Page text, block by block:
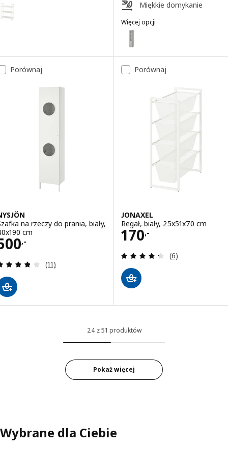
JONAXEL, Regał, biały, 25x51x70 cmMiękkie domykanie
Więcej opcji
TÄNNFORSEN
Wariant: TÄNNFORSEN,
Porównaj
na rzeczy do prania, biały,
cm
,- 500,-
Recenzja: 3.8 z 5 gwiazdki. Łączna liczba recenzji:
(11)
Porównaj
JONAXEL
Regał, biały, 25x51x70 cm
170,-
Cena 170,-
Recenzja: 4.3
(6)
24 z 51 produktów
Pokaż więcej
Wybrane dla Ciebie